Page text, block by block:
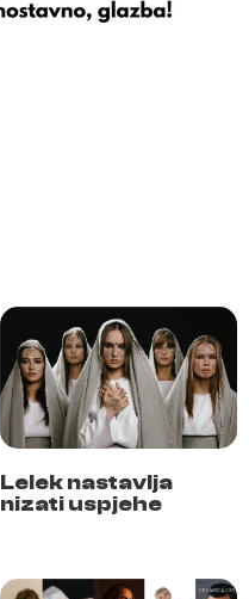
Lelek nastavlja
nizati uspjehe